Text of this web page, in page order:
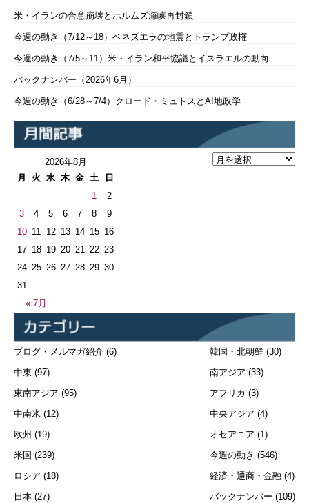
米・イランの合意崩壊とホルムズ海峡再封鎖
今週の動き（7/12～18）ベネズエラの地震とトランプ政権
今週の動き（7/5～11）米・イラン和平協議とイスラエルの動向
バックナンバー（2026年6月）
今週の動き（6/28～7/4）クロード・ミュトスとAI地政学
2026年8月
月
火 水 木 金 土 日
« 7月
1
2
3
4 5 6 7 8
9
10 11 12 13 14 15 16
17 18 19 20 21 22 23
24 25 26 27 28 29 30
31
ブログ・メルマガ紹介 (6)
中東 (97)
東南アジア (95)
中南米 (12)
欧州 (19)
米国 (239)
ロシア (18)
日本 (27)
韓国・北朝鮮 (30)
南アジア (33)
アフリカ (3)
中央アジア (4)
オセアニア (1)
今週の動き (546)
経済・通商・金融 (4)
バックナンバー (109)